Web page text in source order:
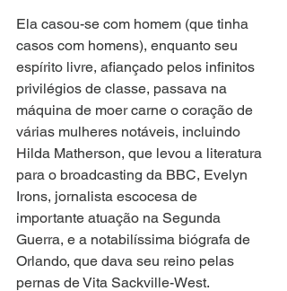
Ela casou-se com homem (que tinha
casos com homens), enquanto seu
espírito livre, afiançado pelos infinitos
privilégios de classe, passava na
máquina de moer carne o coração de
várias mulheres notáveis, incluindo
Hilda Matherson, que levou a literatura
para o broadcasting da BBC, Evelyn
Irons, jornalista escocesa de
importante atuação na Segunda
Guerra, e a notabilíssima biógrafa de
Orlando, que dava seu reino pelas
pernas de Vita Sackville-West.